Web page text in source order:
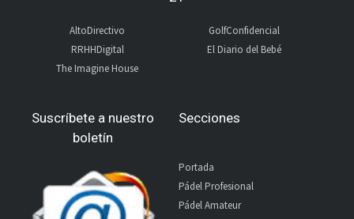
AltoDirectivo
RRHHDigital
The Imagine House
GolfConfidencial
El Diario del Bebé
Suscríbete a nuestro
boletín
Secciones
Portada
Pádel Profesional
Pádel Amateur